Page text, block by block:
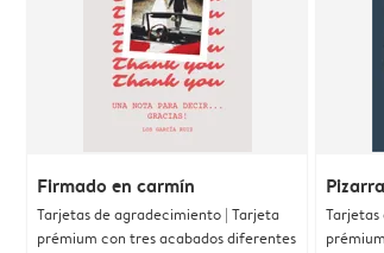
Firmado en carmín
Tarjetas de agradecimiento | Tarjeta
prémium con tres acabados diferentes